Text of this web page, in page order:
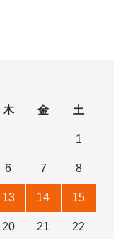
木 金 土
1
6 7 8
13 14 15
20 21 22